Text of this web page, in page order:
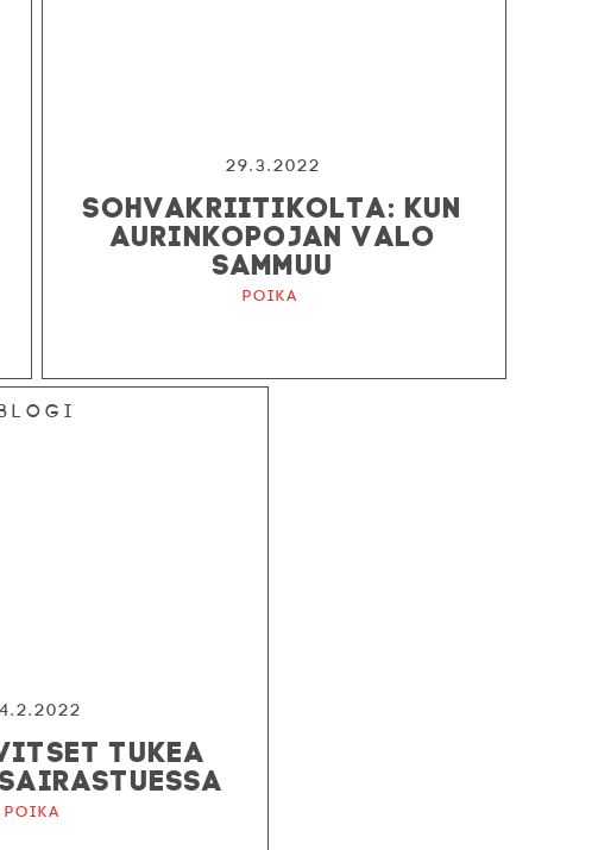
29.3.2022
SOHVAKRIITIKOLTA: KUN
AURINKOPOJAN VALO
SAMMUU
Poika
Blogi
TUKEA
Poika